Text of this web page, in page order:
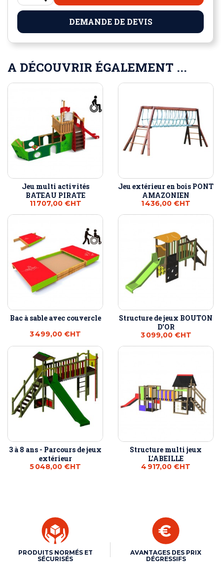
DEMANDE DE DEVIS
A DÉCOUVRIR ÉGALEMENT ...
Jeu multi activités
BATEAU PIRATE
11 707,00 €HT
Jeu extérieur en bois PONT
AMAZONIEN
1 436,00 €HT
Bac à sable avec couvercle
3 499,00 €HT
Structure de jeux BOUTON
D'OR
3 099,00 €HT
3 à 8 ans - Parcours de jeux
extérieur
5 048,00 €HT
Structure multi jeux
L'ABEILLE
4 917,00 €HT
PRODUITS NORMÉS ET
SÉCURISÉS
AVANTAGES DES PRIX
DÉGRESSIFS